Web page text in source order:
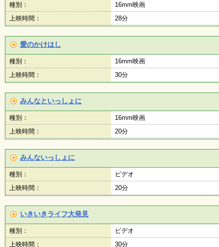
募
集
（
ラ
ン
テ
ィ
ア
・
作
品
種別：
16mm映画
上映時間：
28分
愛のかけはし
種別：
16mm映画
上映時間：
30分
みんなといっしょに
種別：
16mm映画
上映時間：
20分
みんないっしょに
種別：
ビデオ
上映時間：
20分
いきいきライフ大発見
種別：
ビデオ
上映時間：
30分